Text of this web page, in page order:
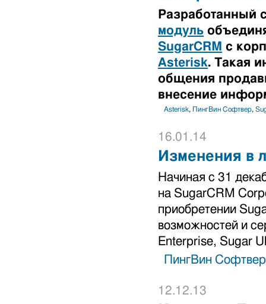
Разработанный
модуль
SugarCRM с
Asterisk. Такая
общения
внесение
Asterisk, ПингВин Софтвер,
16.01.14
Изменения в
Начиная с 31
на SugarCRM
приобретении
возможностей и
Enterprise, Sugar
ПингВин Софтвер
12.12.13